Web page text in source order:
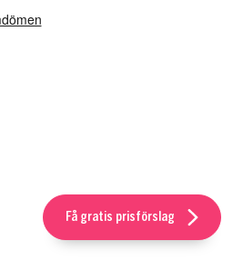
Få gratis prisförslag